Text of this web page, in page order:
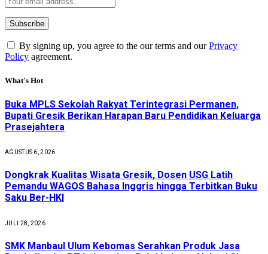
By signing up, you agree to the our terms and ourPrivacy
Policy agreement.
What's Hot
Buka MPLS Sekolah Rakyat Terintegrasi Permanen,
Bupati Gresik Berikan Harapan Baru Pendidikan Keluarga
Prasejahtera
AGUSTUS 6, 2026
Dongkrak Kualitas Wisata Gresik, Dosen USG Latih
Pemandu WAGOS Bahasa Inggris hingga Terbitkan Buku
Saku Ber-HKI
JULI 28, 2026
SMK Manbaul Ulum Kebomas Serahkan Produk Jasa